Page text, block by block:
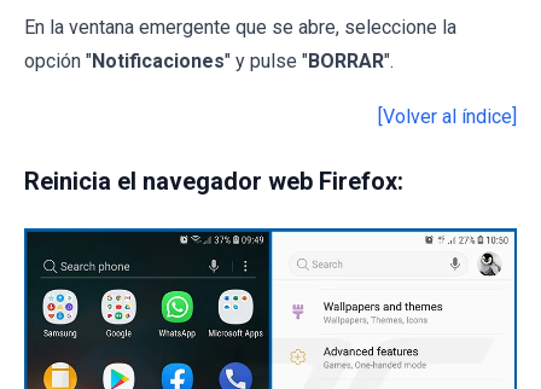
En la ventana emergente que se abre, seleccione la
opción "Notificaciones" y pulse "BORRAR".
[Volver al índice]
Reinicia el navegador web Firefox: